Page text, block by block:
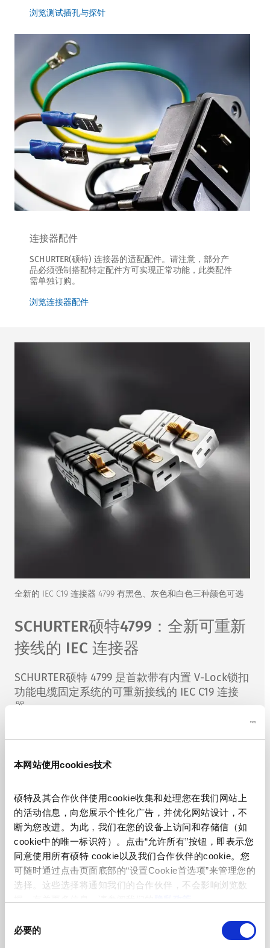
本网站使用cookies技术
硕特及其合作伙伴使用cookie收集和处理您在我们网站上
的活动信息，向您展示个性化广告，并优化网站设计，不
断为您改进。为此，我们在您的设备上访问和存储信（如
cookie中的唯一标识符）。点击“允许所有”按钮，即表示您
同意使用所有硕特 cookie以及我们合作伙伴的cookie。您
可随时通过点击页面底部的“设置Cookie首选项”来管理您的
选择。这些选择将通知我们的合作伙伴，不会影响浏览数
必要的
浏览测试插孔与探针
连接器配件
SCHURTER(硕特) 连接器的适配配件。请注意，部分产
品必须强制搭配特定配件方可实现正常功能，此类配件
需单独订购。
浏览连接器配件
SCHURTER硕特4799：全新可重新
接线的 IEC 连接器
SCHURTER硕特 4799 是首款带有内置 V-Lock锁扣
功能电缆固定系统的可重新接线的 IEC C19 连接
器。
灵活且适应性强：
电源线，兼容各国插头标准。
安全且可靠：配备V-Lock锁扣，有效防止使用
时意外断开。
环保设计：采用无卤材料，符合环保要求。
全球认证：符合 IEC/UL/CCC 60320标准，通过
欧洲、中国及北美认证。
为您的设备提供安全、灵活且可持续的供电方案 -
情。
全新的 IEC C19 连接器 4799 有黑色、灰色和白色三种颜色可选